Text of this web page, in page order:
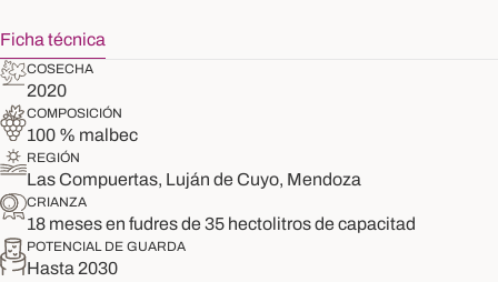
Ficha técnica
COSECHA
2020
COMPOSICIÓN
100 % malbec
REGIÓN
Las Compuertas, Luján de Cuyo, Mendoza
CRIANZA
18 meses en fudres de 35 hectolitros de capacitad
POTENCIAL DE GUARDA
Hasta 2030